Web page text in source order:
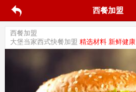
西餐加盟
西餐加盟
大堡当家西式快餐加盟 精选材料 新鲜健康